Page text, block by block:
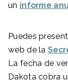
un informe
Puedes
web de la
La fecha de
Dakota cobra